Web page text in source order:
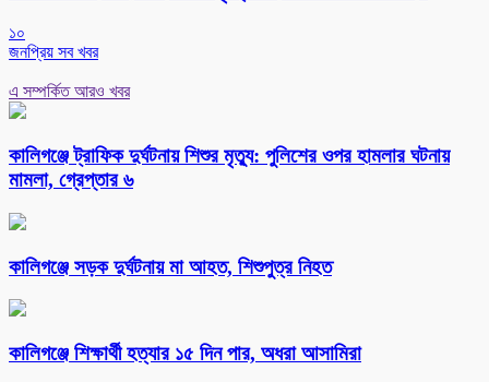
১০
জনপ্রিয় সব খবর
এ সম্পর্কিত আরও খবর
কালিগঞ্জে ট্রাফিক দুর্ঘটনায় শিশুর মৃত্যু: পুলিশের ওপর হামলার ঘটনায়
মামলা, গ্রেপ্তার ৬
কালিগঞ্জে সড়ক দুর্ঘটনায় মা আহত, শিশুপুত্র নিহত
কালিগঞ্জে শিক্ষার্থী হত্যার ১৫ দিন পার, অধরা আসামিরা